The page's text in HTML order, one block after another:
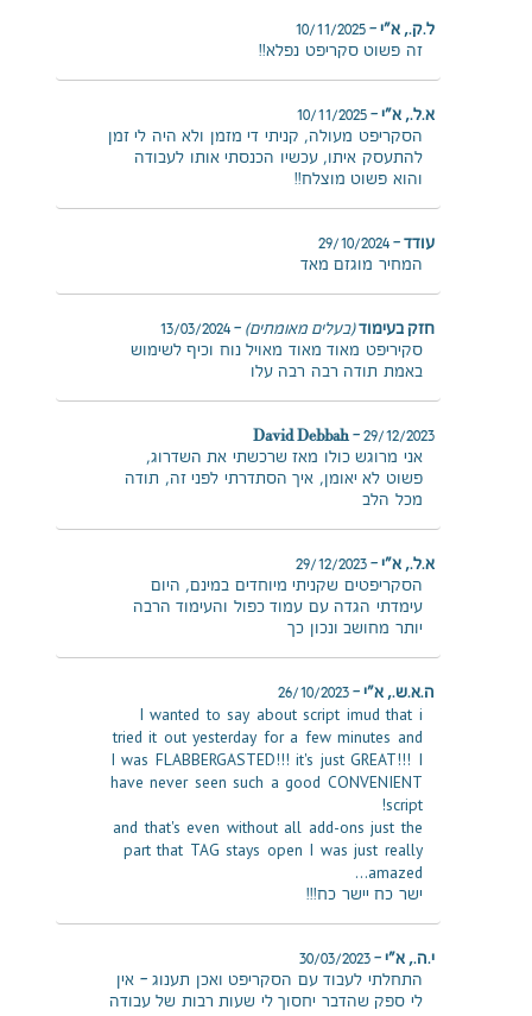
ל.ק., א"י–
10/11/2025
זה פשוט סקריפט נפלא!!
א.ל., א"י–
10/11/2025
הסקריפט מעולה, קניתי די מזמן ולא היה לי זמן
להתעסק איתו, עכשיו הכנסתי אותו לעבודה
והוא פשוט מוצלח!!
עודד–
29/10/2024
המחיר מוגזם מאד
חזק בעימוד(בעלים מאומתים) –
13/03/2024
סקיריפט מאוד מאוד מאויל נוח וכיף לשימוש
באמת תודה רבה רבה עלו
David Debbah – 29/12/2023
אני מרוגש כולו מאז שרכשתי את השדרוג,
פשוט לא יאומן, איך הסתדרתי לפני זה, תודה
מכל הלב
א.ל., א"י–
29/12/2023
הסקריפטים שקניתי מיוחדים במינם, היום
עימדתי הגדה עם עמוד כפול והעימוד הרבה
יותר מחושב ונכון כך
ה.א.ש., א"י–
26/10/2023
I wanted to say about script imud that i
tried it out yesterday for a few minutes and
I was FLABBERGASTED!!! it's just GREAT!!! I
have never seen such a good CONVENIENT
script!
and that's even without all add-ons just the
part that TAG stays open I was just really
amazed…
ישר כח יישר כח!!!
י.ה., א"י–
30/03/2023
התחלתי לעבוד עם הסקריפט ואכן תענוג – אין
לי ספק שהדבר יחסוך לי שעות רבות של עבודה